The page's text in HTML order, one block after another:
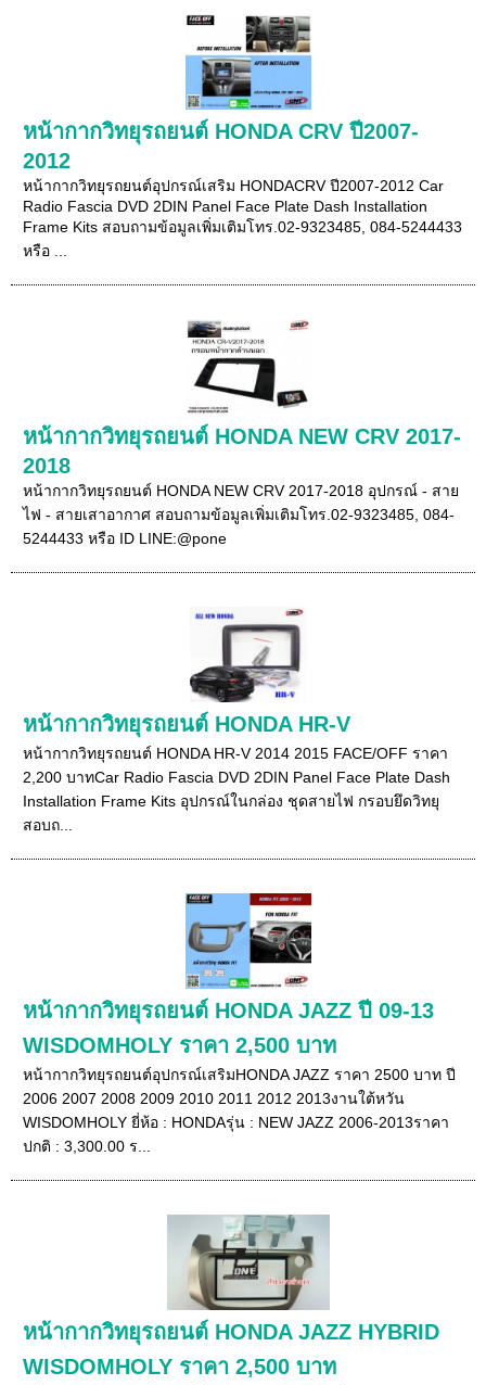
หน้ากากวิทยุรถยนต์ HONDA CRV ปี2007-
2012
หน้ากากวิทยุรถยนต์อุปกรณ์เสริม HONDACRV ปี2007-2012 Car
Radio Fascia DVD 2DIN Panel Face Plate Dash Installation
Frame Kits สอบถามข้อมูลเพิ่มเติมโทร.02-9323485, 084-5244433
หรือ ...
หน้ากากวิทยุรถยนต์ HONDA NEW CRV 2017-
2018
หน้ากากวิทยุรถยนต์ HONDA NEW CRV 2017-2018 อุปกรณ์ - สาย
ไฟ - สายเสาอากาศ สอบถามข้อมูลเพิ่มเติมโทร.02-9323485, 084-
5244433 หรือ ID LINE:@pone
หน้ากากวิทยุรถยนต์ HONDA HR-V
หน้ากากวิทยุรถยนต์ HONDA HR-V 2014 2015 FACE/OFF ราคา
2,200 บาทCar Radio Fascia DVD 2DIN Panel Face Plate Dash
Installation Frame Kits อุปกรณ์ในกล่อง ชุดสายไฟ กรอบยึดวิทยุ
สอบถ...
หน้ากากวิทยุรถยนต์ HONDA JAZZ ปี 09-13
WISDOMHOLY ราคา 2,500 บาท
หน้ากากวิทยุรถยนต์อุปกรณ์เสริมHONDA JAZZ ราคา 2500 บาท ปี
2006 2007 2008 2009 2010 2011 2012 2013งานใต้หวัน
WISDOMHOLY ยี่ห้อ : HONDAรุ่น : NEW JAZZ 2006-2013ราคา
ปกติ : 3,300.00 ร...
หน้ากากวิทยุรถยนต์ HONDA JAZZ HYBRID
WISDOMHOLY ราคา 2,500 บาท